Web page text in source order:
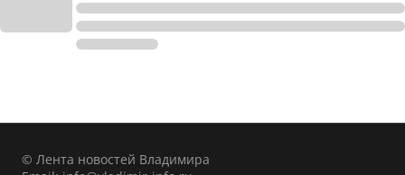
© Лента новостей Владимира